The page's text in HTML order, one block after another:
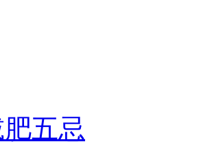
五忌